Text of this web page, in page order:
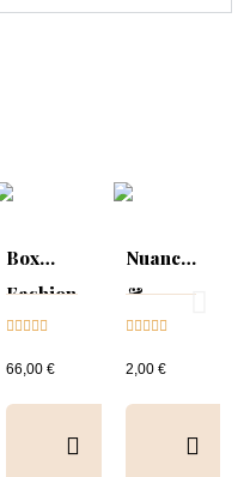
Box
Fashion
Week
collection
&
nuancier

66,00 €
Nuancier
&
Sparkling
Collection

2,00 €